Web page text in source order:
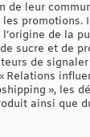
de leur
promotions.
de la
sucre et de
de
Relations
», les
ainsi que